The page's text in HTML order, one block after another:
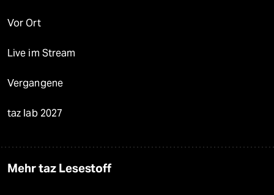
Vor Ort
Live im Stream
Vergangene
taz lab 2027
Mehr taz Lesestoff